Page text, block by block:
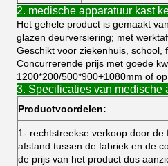
2. medische apparatuur kast
Het gehele product is gemaakt
glazen deurversiering; met
Geschikt voor ziekenhuis, school,
Concurrerende prijs met goede
1200*200/500*900+1080mm of
3. Specificaties van medische
Productvoordelen:
1- rechtstreekse verkoop door
afstand tussen de fabriek en de
de prijs van het product dus